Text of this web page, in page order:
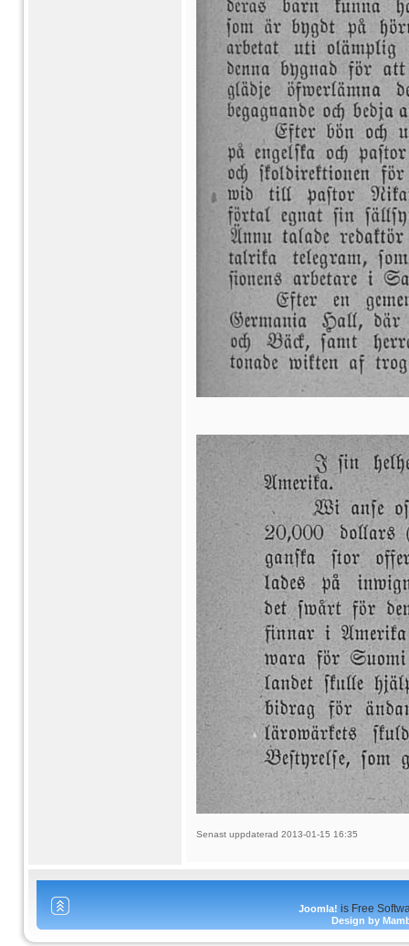
Senast uppdaterad 2013-01-15 16:35
Joomla! is Free
Design by